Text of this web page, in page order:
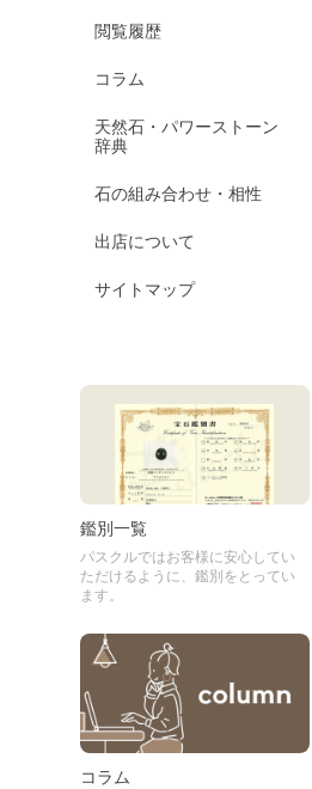
閲覧履歴
コラム
天然石・パワーストーン
辞典
石の組み合わせ・相性
出店について
サイトマップ
鑑別一覧
パスクルではお客様に安心してい
ただけるように、鑑別をとってい
ます。
コラム